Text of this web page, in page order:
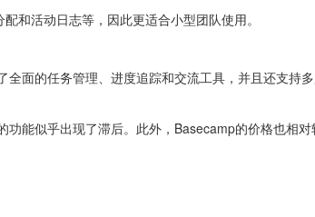
和活动日志等，因此更适合小型团队使用。
面的任务管理、进度追踪和交流工具，并且还支持
能似乎出现了滞后。此外，Basecamp的价格也相